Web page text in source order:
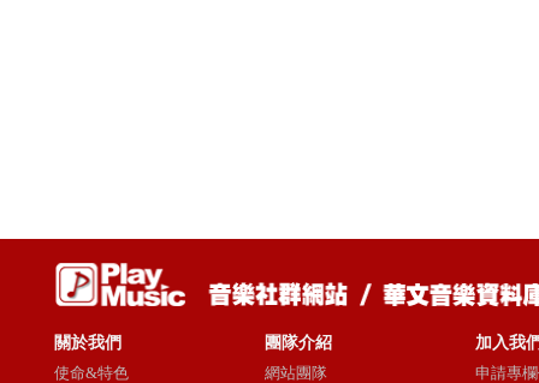
關於我們
使命&特色
團隊介紹
網站團隊
加入我
申請專